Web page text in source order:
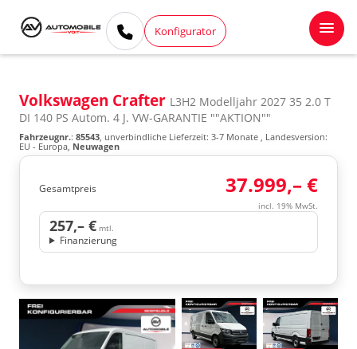
Konfigurator
Volkswagen Crafter L3H2 Modelljahr 2027 35 2.0 T
DI 140 PS Autom. 4 J. VW-GARANTIE ""AKTION""
Fahrzeugnr.: 85543, unverbindliche Lieferzeit: 3-7 Monate , Landesversion:
EU - Europa, Neuwagen
Gesamtpreis 37.999,– €
incl. 19% MwSt.
257,– € mtl.
Finanzierung